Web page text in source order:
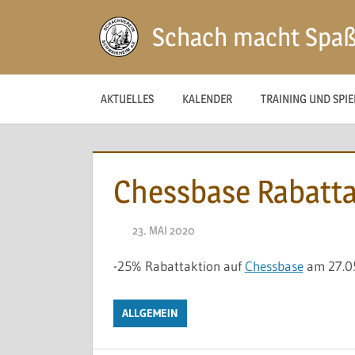
Schach macht
AKTUELLES KALENDER TRAINING UND
Chessbase
23. MAI 2020
-25% Rabattaktion aufChessbaseam
ALLGEMEIN